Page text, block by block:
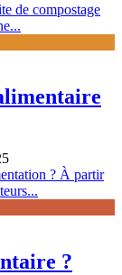
de compostage
? À partir
?